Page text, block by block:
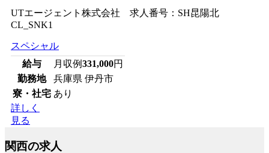
UTエージェント株式会社 求人番号：SH昆陽北
CL_SNK1
スペシャル
給与
月収例331,000円
勤務地
兵庫県 伊丹市
寮・社宅 あり
詳しく
見る
関西の求人